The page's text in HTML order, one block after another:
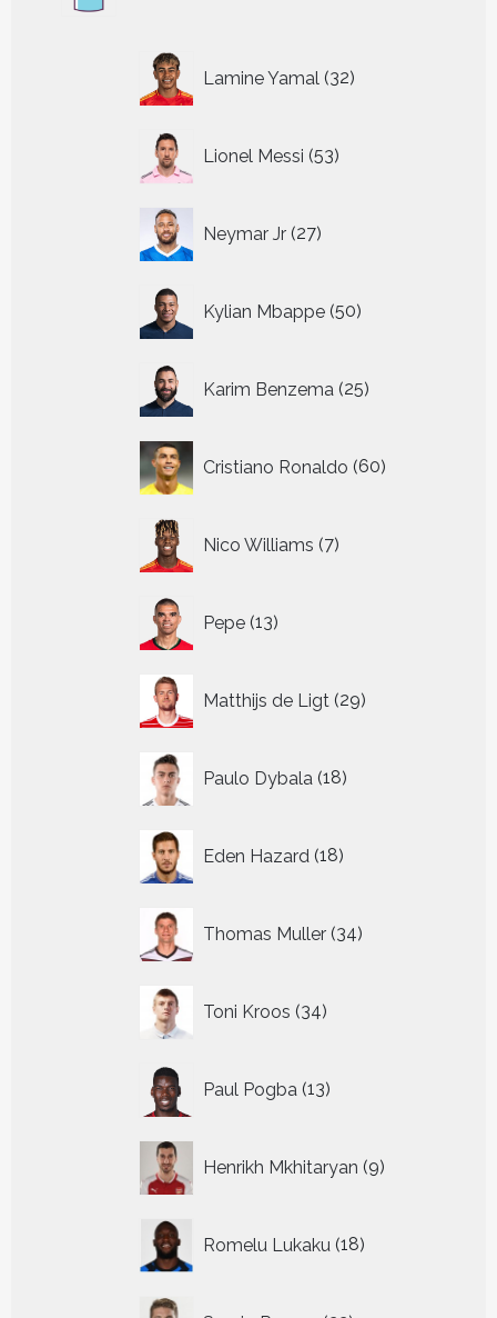
Lamine Yamal 32
producten
Lionel Messi 53
producten
Neymar Jr 27
producten
Kylian Mbappe 50
producten
Karim Benzema 25
producten
Cristiano Ronaldo 60
producten
Nico Williams 7
producten
Pepe 13
producten
Matthijs de Ligt 29
producten
Paulo Dybala 18
producten
Eden Hazard 18
producten
Thomas Muller 34
producten
Toni Kroos 34
producten
Paul Pogba 13
producten
Henrikh Mkhitaryan 9
producten
Romelu Lukaku 18
producten